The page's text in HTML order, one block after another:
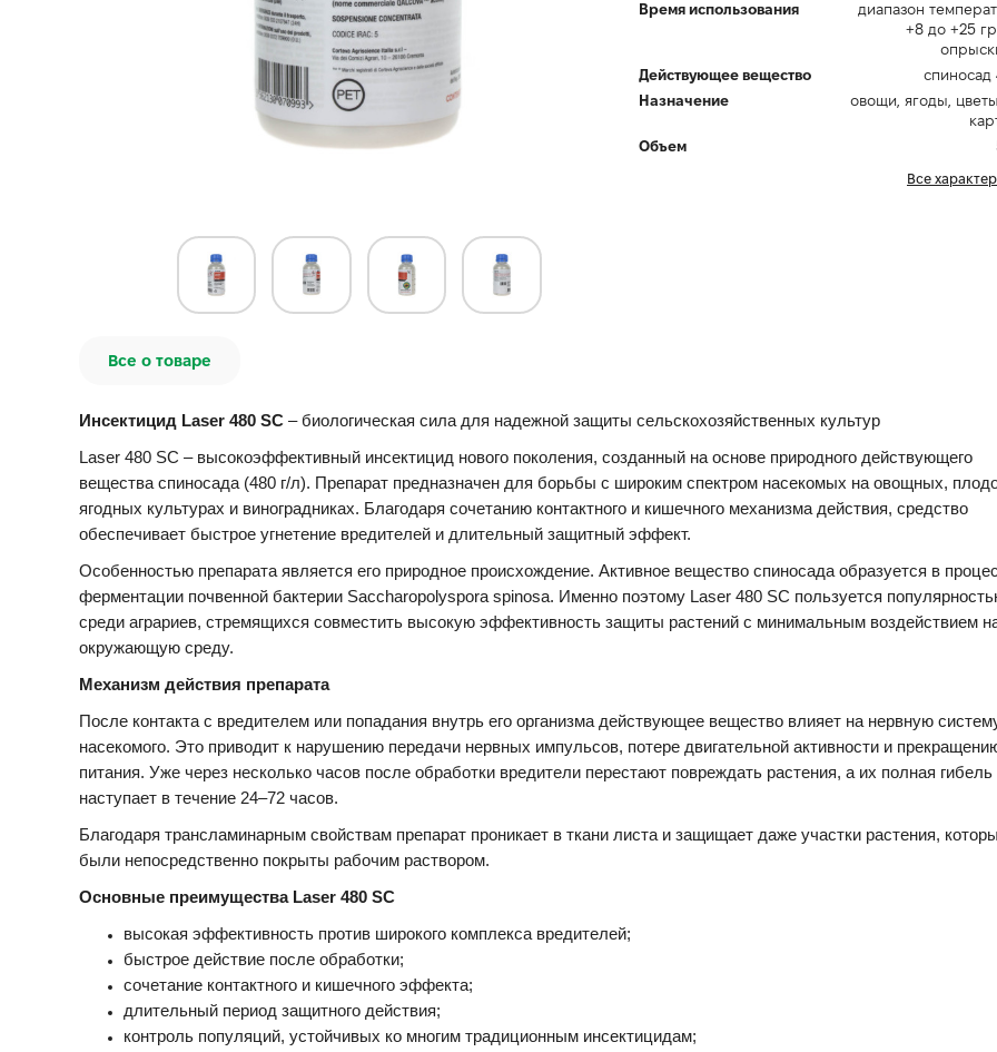
Время использования
диапазон
+8 до +25
Действующее вещество
спиносад
Назначение
овощи, ягоды,
Объем
Все
Все о товаре
Инсектицид Laser 480 SC – биологическая сила для надежной защиты сельскохозяйственных культур
Laser 480 SC – высокоэффективный инсектицид нового поколения, созданный на основе природного действующего
вещества спиносада (480 г/л). Препарат предназначен для борьбы с широким спектром насекомых на овощных,
ягодных культурах и виноградниках. Благодаря сочетанию контактного и кишечного механизма действия, средство
обеспечивает быстрое угнетение вредителей и длительный защитный эффект.
Особенностью препарата является его природное происхождение. Активное вещество спиносада образуется в
ферментации почвенной бактерии Saccharopolyspora spinosa. Именно поэтому Laser 480 SC пользуется
среди аграриев, стремящихся совместить высокую эффективность защиты растений с минимальным воздействием
окружающую среду.
Механизм действия препарата
После контакта с вредителем или попадания внутрь его организма действующее вещество влияет на нервную
насекомого. Это приводит к нарушению передачи нервных импульсов, потере двигательной активности и
питания. Уже через несколько часов после обработки вредители перестают повреждать растения, а их полная гибель
наступает в течение 24–72 часов.
Благодаря трансламинарным свойствам препарат проникает в ткани листа и защищает даже участки растения,
были непосредственно покрыты рабочим раствором.
Основные преимущества Laser 480 SC
высокая эффективность против широкого комплекса вредителей;
быстрое действие после обработки;
сочетание контактного и кишечного эффекта;
длительный период защитного действия;
контроль популяций, устойчивых ко многим традиционным инсектицидам;